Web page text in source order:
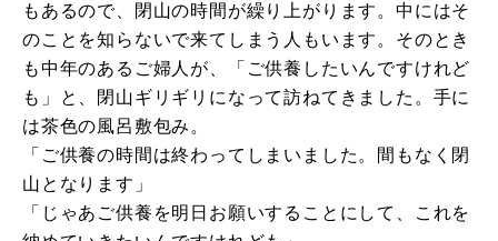
もあるので、閉山の時間が繰り上がります。中にはそ
のことを知らないで来てしまう人もいます。そのとき
も中年のあるご婦人が、「ご供養したいんですけれど
も」と、閉山ギリギリになって訪ねてきました。手に
は茶色の風呂敷包み。
「ご供養の時間は終わってしまいました。間もなく閉
山となります」
「じゃあご供養を明日お願いすることにして、これを